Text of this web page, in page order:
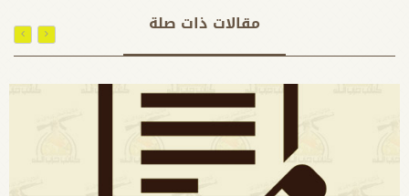
ذكرى عروجه
مقالات ذات صلة